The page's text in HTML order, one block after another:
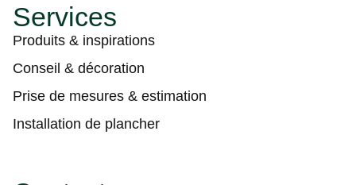
Services
Produits & inspirations
Conseil & décoration
Prise de mesures & estimation
Installation de plancher